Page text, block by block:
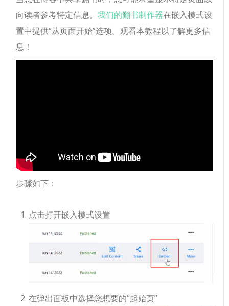
向读者参考特定信息。我们的翻书制作器在嵌入模式设
置中提供“从页面开始”选项。观看本教程以了解更多信
息！
步骤如下：
点击打开嵌入模式设置
在弹出面板中选择您想要的“起始页”